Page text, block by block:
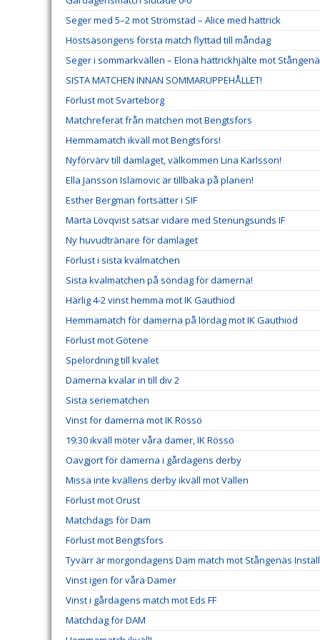
Seger med 5–2 mot Strömstad – Alice med hattrick
Höstsäsongens första match flyttad till måndag
Seger i sommarkvällen – Elona hattrickhjälte mot
SISTA MATCHEN INNAN SOMMARUPPEHÅLLET!
Förlust mot Svarteborg
Matchreferat från matchen mot Bengtsfors
Hemmamatch ikväll mot Bengtsfors!
Nyförvärv till damlaget, välkommen Lina Karlsson!
Ella Jansson Islamovic är tillbaka på planen!
Esther Bergman fortsätter i SIF
Märta Lövqvist satsar vidare med Stenungsunds IF
Ny huvudtränare för damlaget
Förlust i sista kvalmatchen
Sista kvalmatchen på söndag för damerna!
Härlig 4-2 vinst hemma mot IK Gauthiod
Hemmamatch för damerna på lördag mot IK Gauthiod
Förlust mot Götene
Spelordning till kvalet
Damerna kvalar in till div 2
Sista seriematchen
Vinst för damerna mot IK Rössö
19:30 ikväll möter våra damer, IK Rössö
Oavgjort för damerna i gårdagens derby
Missa inte kvällens derby ikväll mot Vallen
Förlust mot Orust
Matchdags för Dam
Förlust mot Bengtsfors
Tyvärr är morgondagens Dam match mot Stångenäs
Vinst igen för våra Damer
Vinst i gårdagens match mot Eds FF
Matchdag för DAM